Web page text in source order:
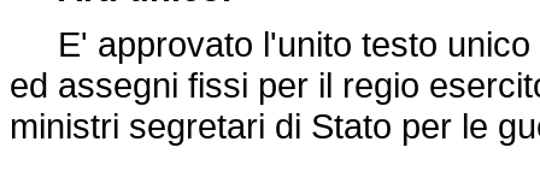
E' approvato l'unito testo unico
ed assegni fissi per il regio
ministri segretari di Stato per le